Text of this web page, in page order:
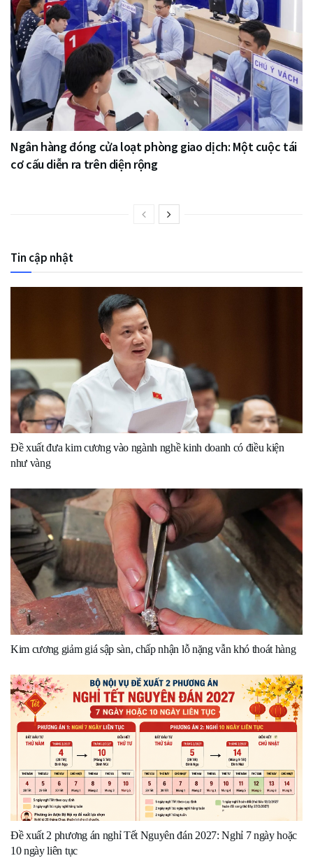
Ngân hàng đóng cửa loạt phòng giao dịch: Một cuộc tái
cơ cấu diễn ra trên diện rộng
Tin cập nhật
Đề xuất đưa kim cương vào ngành nghề kinh doanh có điều kiện
như vàng
Kim cương giảm giá sập sàn, chấp nhận lỗ nặng vẫn khó thoát hàng
Đề xuất 2 phương án nghỉ Tết Nguyên đán 2027: Nghỉ 7 ngày hoặc
10 ngày liên tục